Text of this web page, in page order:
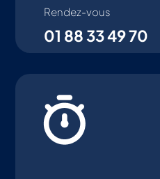
Rendez-vous
01 88 33 49 70